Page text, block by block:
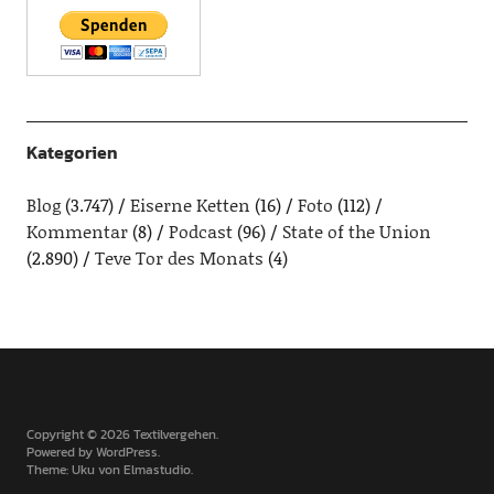
Kategorien
Blog(3.747) Eiserne Ketten (16) Foto (112)
Kommentar(8) Podcast(96)
State of the Union
(2.890)
Teve Tor des Monats (4)
Copyright © 2026 Textilvergehen
Powered byWordPress
Theme: Uku vonElmastudio